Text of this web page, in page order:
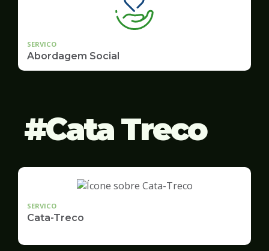
SERVICO
Abordagem Social
Cata Treco
SERVICO
Cata-Treco